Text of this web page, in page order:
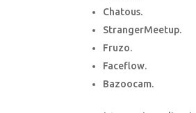
Chatous.
StrangerMeetup.
Fruzo.
Faceflow.
Bazoocam.